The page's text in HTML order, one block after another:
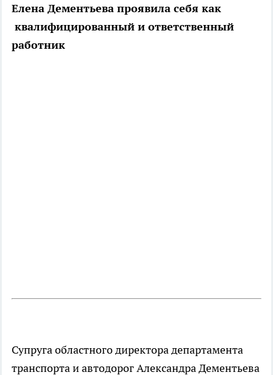
Елена Дементьева проявила себя как
квалифицированный и ответственный
работник
Супруга областного директора департамента
транспорта и автодорог Александра Дементьева